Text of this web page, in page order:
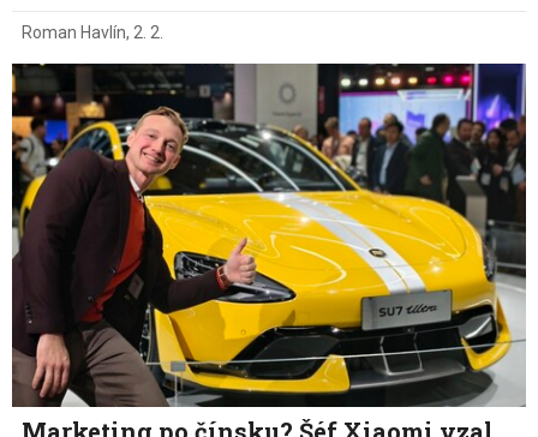
Roman Havlín, 2. 2.
Marketing po čínsku? Šéf Xiaomi vzal